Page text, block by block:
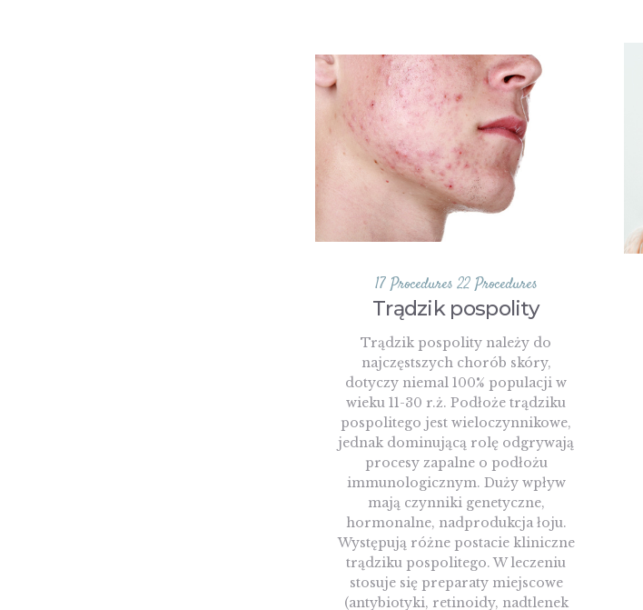
17 Procedures 22 Procedures
Trądzik pospolity
Trądzik pospolity należy do
najczęstszych chorób skóry,
dotyczy niemal 100% populacji w
wieku 11-30 r.ż. Podłoże trądziku
pospolitego jest wieloczynnikowe,
jednak dominującą rolę odgrywają
procesy zapalne o podłożu
immunologicznym. Duży wpływ
mają czynniki genetyczne,
hormonalne, nadprodukcja łoju.
Występują różne postacie kliniczne
trądziku pospolitego. W leczeniu
stosuje się preparaty miejscowe
(antybiotyki, retinoidy, nadtlenek